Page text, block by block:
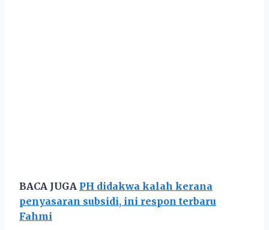
BACA JUGA PH didakwa kalah kerana
penyasaran subsidi, ini respon terbaru
Fahmi